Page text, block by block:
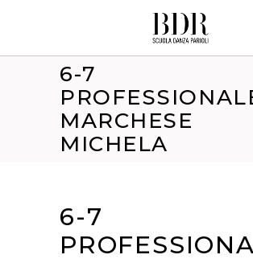
6-7
MARCHESE
MICHELA
6-7